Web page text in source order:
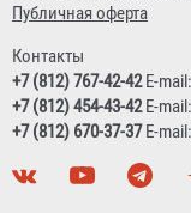
Публичная оферта
Контакты
+7 (812) 767-42-42E-mail:
+7 (812) 454-43-42E-mail:
+7 (812) 670-37-37E-mail: